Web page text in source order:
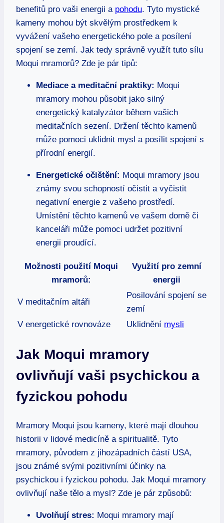
benefitů pro vaši energii a pohodu. Tyto mystické
kameny mohou být skvělým prostředkem k
vyvážení vašeho energetického pole a posílení
spojení se zemí. Jak tedy správně využít tuto sílu
Moqui mramorů? Zde je pár tipů:
Mediace a meditační praktiky: Moqui
mramory mohou působit jako silný
energetický katalyzátor během vašich
meditačních sezení. Držení těchto kamenů
může pomoci uklidnit mysl a posílit spojení s
přírodní energií.
Energetické očištění: Moqui mramory jsou
známy svou schopností očistit a vyčistit
negativní energie z vašeho prostředí.
Umístění těchto kamenů ve vašem domě či
kanceláři může pomoci udržet pozitivní
energii proudící.
Možnosti použití Moqui
mramorů:
Využití pro zemní
energii
V meditačním altáři
Posilování spojení se
zemí
V energetické rovnováze
Uklidnění mysli
Jak Moqui mramory
ovlivňují vaši psychickou a
fyzickou pohodu
Mramory Moqui jsou kameny, které mají dlouhou
historii v lidové medicíně a spiritualitě. Tyto
mramory, původem z jihozápadních částí USA,
jsou známé svými pozitivními účinky na
psychickou i fyzickou pohodu. Jak Moqui mramory
ovlivňují naše tělo a mysl? Zde je pár způsobů:
Uvolňují stres: Moqui mramory mají